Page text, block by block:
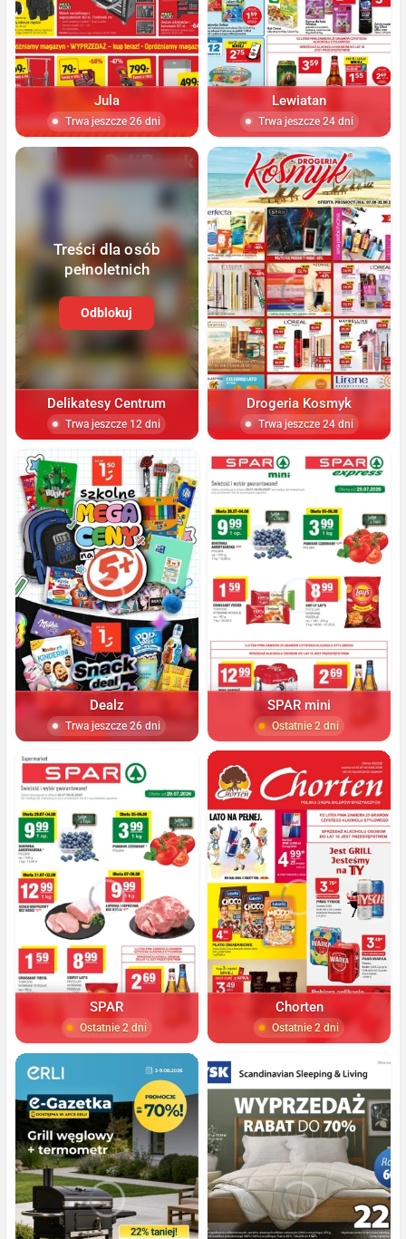
Jula
Trwa jeszcze 26 dni
Lewiatan
Trwa jeszcze 24 dni
Treści dla osób
pełnoletnich
Odblokuj
Delikatesy Centrum
Trwa jeszcze 12 dni
Drogeria Kosmyk
Trwa jeszcze 24 dni
Dealz
Trwa jeszcze 26 dni
SPAR mini
Ostatnie 2 dni
SPAR
Ostatnie 2 dni
Chorten
Ostatnie 2 dni